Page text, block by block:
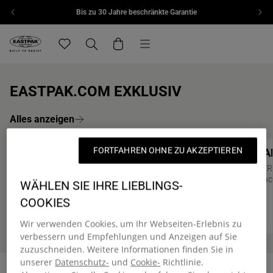
Zum Inhalt springenBis zu 30 Jahre beschränkte Garantie
Eastpak, zur Startseite von eu.eastpak.com
Menü
EASTPAK.COM EXKLUSIV
Alles anzeigen
PADDED PAK'R®
55,00 €
Online
DAY
Mittlerer
WÄHLEN SIE IHRE LIEBLINGS-
COOKIES
Wir verwenden Cookies, um Ihr Webseiten-Erlebnis zu
verbessern und Empfehlungen und Anzeigen auf Sie
zuzuschneiden. Weitere Informationen finden Sie in
unserer Datenschutz- und Cookie- Richtlinie.
FORTFAHREN OHNE ZU AKZEPTIEREN